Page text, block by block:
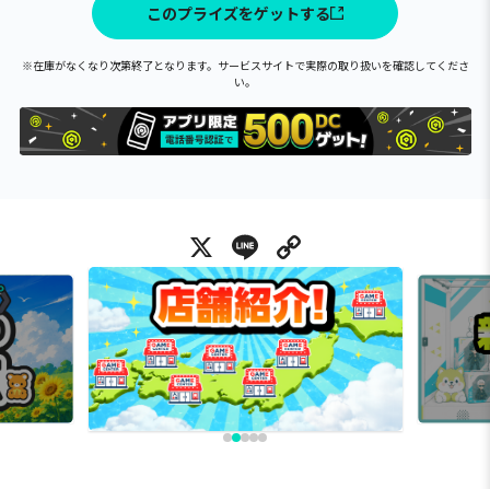
このプライズをゲットする
※在庫がなくなり次第終了となります。サービスサイトで実際の取り扱いを確認してくださ
い。
X Line